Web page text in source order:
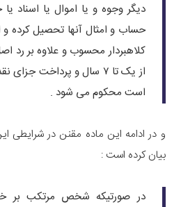
دیگر وجوه و یا اموال یا اسناد
حساب و امثال آنها تحصیل کرده و
کلاهبردار محسوب و علاوه بر
از یک تا ۷ سال و پرداخت
است محکوم می شود .
و در ادامه این ماده مقنن در شرایطی
بیان کرده است :
در صورتیکه شخص مرتکب بر